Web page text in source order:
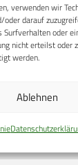
verwenden wir
darauf
oder
nicht erteilst oder
werden.
Ablehnen